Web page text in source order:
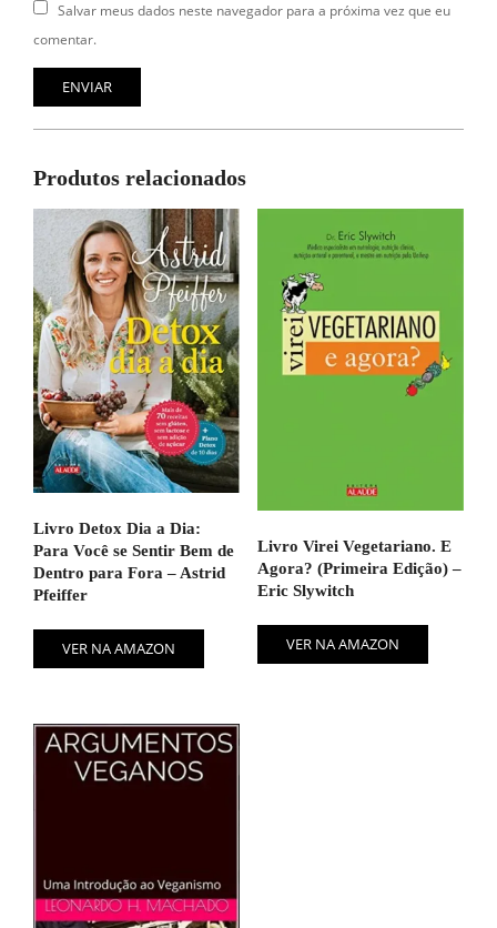
Salvar meus dados neste navegador para a próxima vez que eu
comentar.
Produtos relacionados
Livro Detox Dia a Dia:
Para Você se Sentir Bem de
Dentro para Fora – Astrid
Pfeiffer
VER NA AMAZON
Livro Virei Vegetariano. E
Agora? (Primeira Edição) –
Eric Slywitch
VER NA AMAZON